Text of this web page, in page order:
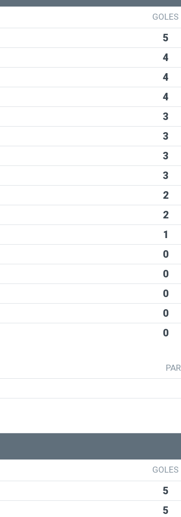
GOLES
5
4
4
4
3
3
3
3
2
2
1
0
0
0
0
0
GOLES
5
5